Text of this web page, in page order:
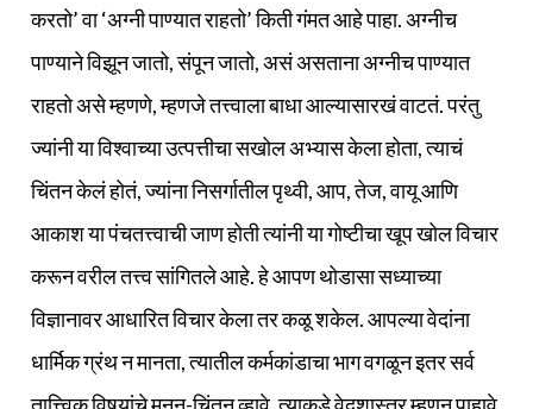
करतो’ वा ‘अग्नी पाण्यात राहतो’ किती गंमत आहे पाहा. अग्नीच
पाण्याने विझून जातो, संपून जातो, असं असताना अग्नीच पाण्यात
राहतो असे म्हणणे, म्हणजे तत्त्वाला बाधा आल्यासारखं वाटतं. परंतु
ज्यांनी या विश्वाच्या उत्पत्तीचा सखोल अभ्यास केला होता, त्याचं
चिंतन केलं होतं, ज्यांना निसर्गातील पृथ्वी, आप, तेज, वायू आणि
आकाश या पंचतत्त्वाची जाण होती त्यांनी या गोष्टीचा खूप खोल विचार
करून वरील तत्त्व सांगितले आहे. हे आपण थोडासा सध्याच्या
विज्ञानावर आधारित विचार केला तर कळू शकेल. आपल्या वेदांना
धार्मिक ग्रंथ न मानता, त्यातील कर्मकांडाचा भाग वगळून इतर सर्व